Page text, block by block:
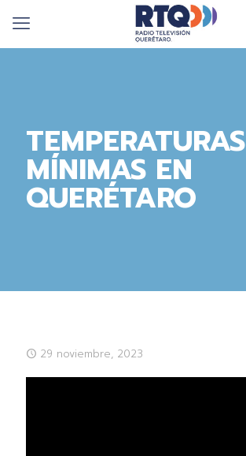
TEMPERATURAS
MÍNIMAS EN
QUERÉTARO
29 noviembre, 2023